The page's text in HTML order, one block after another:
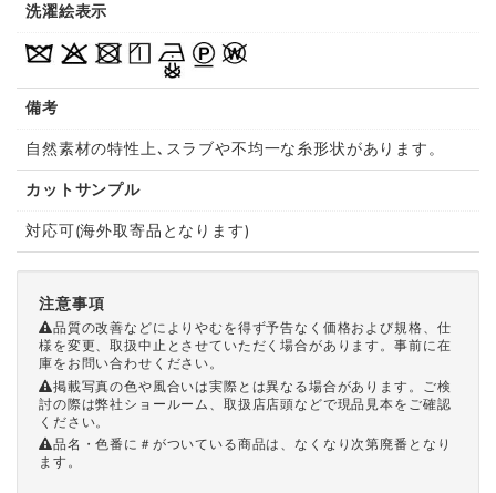
洗濯絵表示
備考
自然素材の特性上､スラブや不均一な糸形状があります。
カットサンプル
対応可(海外取寄品となります)
注意事項
品質の改善などによりやむを得ず予告なく価格および規格、仕
様を変更、取扱中止とさせていただく場合があります。事前に在
庫をお問い合わせください。
掲載写真の色や風合いは実際とは異なる場合があります。ご検
討の際は弊社ショールーム、取扱店店頭などで現品見本をご確認
ください。
品名・色番に＃がついている商品は、なくなり次第廃番となり
ます。